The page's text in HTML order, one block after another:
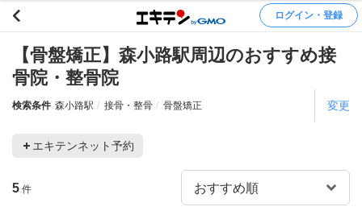
ログイン・登録
【骨盤矯正】森小路駅周辺のおすすめ接
骨院・整骨院
検索条件 森小路駅 接骨・整骨 骨盤矯正 変更
エキテンネット予約
5 件